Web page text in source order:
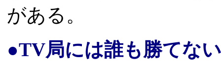
がある。
●TV局には誰も勝てない